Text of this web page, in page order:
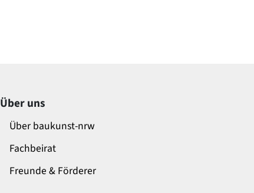
Über uns
Über baukunst-nrw
Fachbeirat
Freunde & Förderer